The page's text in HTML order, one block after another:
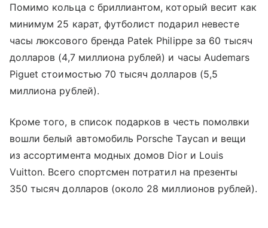
Помимо кольца с бриллиантом, который весит как
минимум 25 карат, футболист подарил невесте
часы люксового бренда Patek Philippe за 60 тысяч
долларов (4,7 миллиона рублей) и часы Audemars
Piguet стоимостью 70 тысяч долларов (5,5
миллиона рублей).
Кроме того, в список подарков в честь помолвки
вошли белый автомобиль Porsche Taycan и вещи
из ассортимента модных домов Dior и Louis
Vuitton. Всего спортсмен потратил на презенты
350 тысяч долларов (около 28 миллионов рублей).